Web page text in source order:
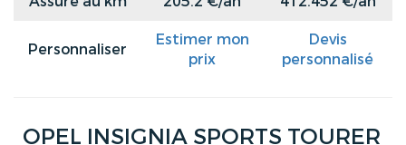
Personnaliser
Estimer mon
prix
Devis
personnalisé
OPEL INSIGNIA SPORTS TOURER